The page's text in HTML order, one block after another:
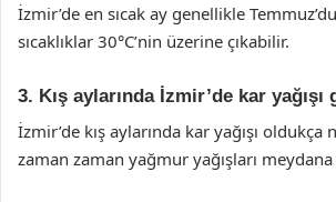
İzmir’de en sıcak ay genellikle
sıcaklıklar 30°C’nin üzerine çıkabilir.
3. Kış aylarında İzmir’de kar
İzmir’de kış aylarında kar yağışı oldukça
zaman zaman yağmur yağışları